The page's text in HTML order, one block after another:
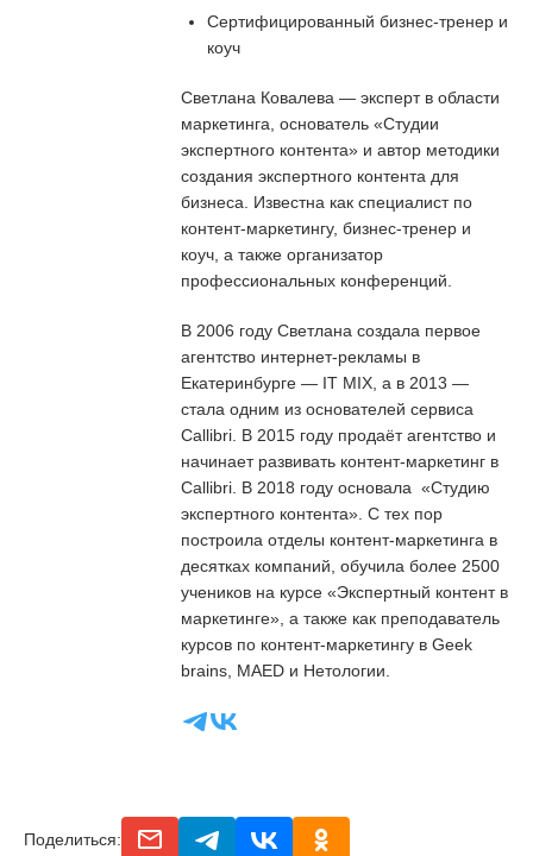
Сертифицированный бизнес-тренер и
коуч
Светлана Ковалева — эксперт в области
маркетинга, основатель «Студии
экспертного контента» и автор методики
создания экспертного контента для
бизнеса. Известна как специалист по
контент-маркетингу, бизнес-тренер и
коуч, а также организатор
профессиональных конференций.
В 2006 году Светлана создала первое
агентство интернет-рекламы в
Екатеринбурге — IT MIX, а в 2013 —
стала одним из основателей сервиса
Callibri. В 2015 году продаёт агентство и
начинает развивать контент-маркетинг в
Callibri. В 2018 году основала «Студию
экспертного контента». С тех пор
построила отделы контент-маркетинга в
десятках компаний, обучила более 2500
учеников на курсе «Экспертный контент в
маркетинге», а также как преподаватель
курсов по контент-маркетингу в Geek
brains, MAED и Нетологии.
Поделиться: email telegram vk odnoclassniki